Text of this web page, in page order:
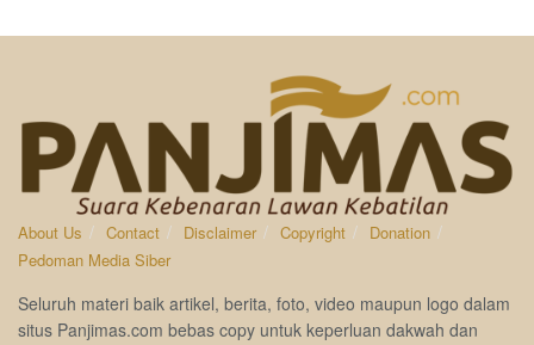
About Us Contact Disclaimer Copyright
Donation
Pedoman Media Siber
Seluruh materi baik artikel, berita, foto, video maupun logo dalam
situs Panjimas.com bebas copy untuk keperluan dakwah dan